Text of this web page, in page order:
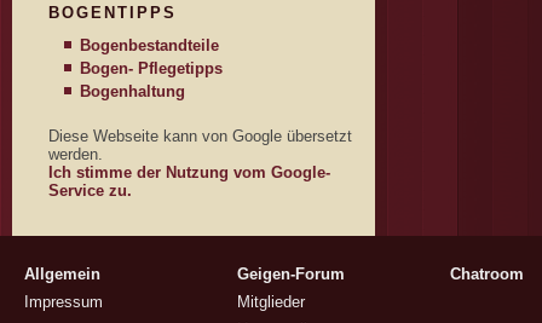
BOGENTIPPS
Bogenbestandteile
Bogen- Pflegetipps
Bogenhaltung
Diese Webseite kann von Google übersetzt
werden.
Ich stimme der Nutzung vom Google-
Service zu.
Allgemein
Impressum
Geigen-Forum
Mitglieder
Chatroom